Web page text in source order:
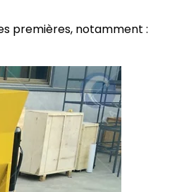
premières, notamment :